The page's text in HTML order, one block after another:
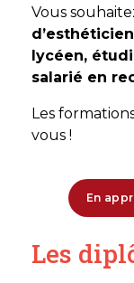
Vous
lycéen,
salarié en
Les
vous !
En
Les